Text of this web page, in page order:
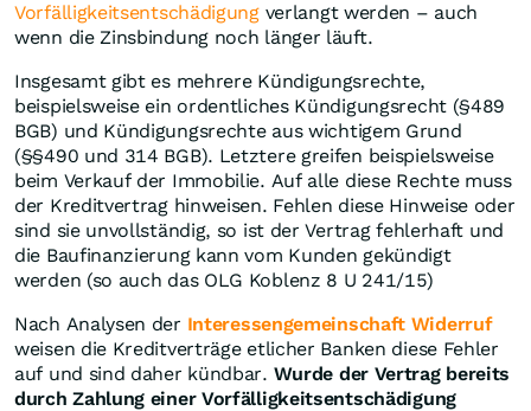
Vorfälligkeitsentschädigungverlangt werden – auch
wenn die Zinsbindung noch länger läuft.
Insgesamt gibt es mehrere Kündigungsrechte,
beispielsweise ein ordentliches Kündigungsrecht (§489
BGB) und Kündigungsrechte aus wichtigem Grund
(§§490 und 314 BGB). Letztere greifen beispielsweise
beim Verkauf der Immobilie. Auf alle diese Rechte muss
der Kreditvertrag hinweisen. Fehlen diese Hinweise oder
sind sie unvollständig, so ist der Vertrag fehlerhaft und
die Baufinanzierung kann vom Kunden gekündigt
werden (so auch das OLG Koblenz 8 U 241/15)
Nach Analysen der Interessengemeinschaft Widerruf
weisen die Kreditverträge etlicher Banken diese Fehler
auf und sind daher kündbar. Wurde der Vertrag bereits
durch Zahlung einer Vorfälligkeitsentschädigung